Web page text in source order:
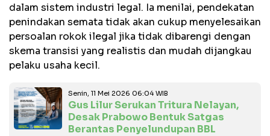
dalam sistem industri legal. Ia menilai, pendekatan
penindakan semata tidak akan cukup menyelesaikan
persoalan rokok ilegal jika tidak dibarengi dengan
skema transisi yang realistis dan mudah dijangkau
pelaku usaha kecil.
Senin, 11 Mei 2026 06:04 WIB
Gus Lilur Serukan Tritura Nelayan,
Desak Prabowo Bentuk Satgas
Berantas Penyelundupan BBL